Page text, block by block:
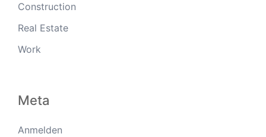
Construction
Real Estate
Work
Meta
Anmelden